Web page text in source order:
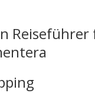
Reiseführer